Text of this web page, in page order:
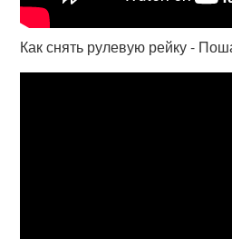
Как снять рулевую рейку -